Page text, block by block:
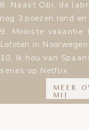
MEER
MIJ
8. Naast Obi, de
nog 3 poezen rond
9. Mooiste
Lofoten in Noorwegen
10. Ik hou van
series op Netflix